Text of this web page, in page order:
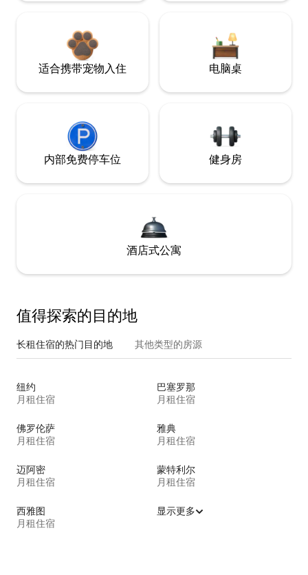
适合携带宠物入住 电脑桌
内部免费停车位 健身房
酒店式公寓
值得探索的目的地
长租住宿的热门目的地 其他类型的房源
纽约
月租住宿
巴塞罗那
月租住宿
佛罗伦萨
月租住宿
雅典
月租住宿
迈阿密
月租住宿
蒙特利尔
月租住宿
西雅图
月租住宿
显示更多